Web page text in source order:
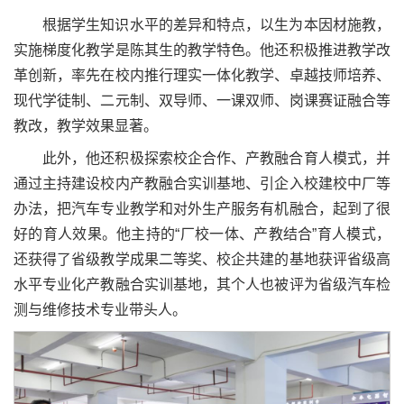
根据学生知识水平的差异和特点，以生为本因材施教，
实施梯度化教学是陈其生的教学特色。他还积极推进教学改
革创新，率先在校内推行理实一体化教学、卓越技师培养、
现代学徒制、二元制、双导师、一课双师、岗课赛证融合等
教改，教学效果显著。
此外，他还积极探索校企合作、产教融合育人模式，并
通过主持建设校内产教融合实训基地、引企入校建校中厂等
办法，把汽车专业教学和对外生产服务有机融合，起到了很
好的育人效果。他主持的“厂校一体、产教结合”育人模式，
还获得了省级教学成果二等奖、校企共建的基地获评省级高
水平专业化产教融合实训基地，其个人也被评为省级汽车检
测与维修技术专业带头人。